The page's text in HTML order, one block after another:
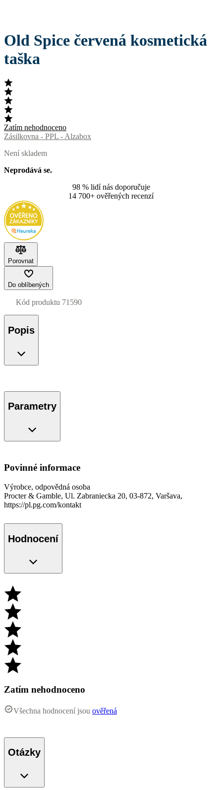
Old Spice červená kosmetická
taška
Zatím nehodnoceno
Zásilkovna - PPL - Alzabox
Není skladem
Neprodává se.
98 % lidí nás doporučuje
14 700+ ověřených recenzí
Porovnat
Do oblíbených
Kód produktu 71590
Popis
Parametry
Povinné informace
Výrobce, odpovědná osoba
Procter & Gamble, Ul. Zabraniecka 20, 03-872, Varšava,
https://pl.pg.com/kontakt
Hodnocení
Zatím nehodnoceno
Všechna hodnocení jsou ověřená
Otázky